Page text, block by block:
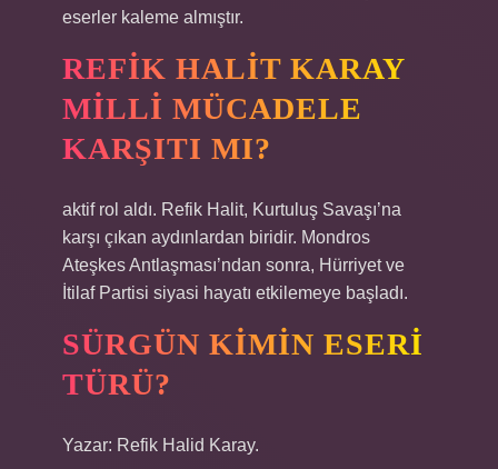
eserler kaleme almıştır.
REFIK HALIT KARAY
MILLI MÜCADELE
KARŞITI MI?
aktif rol aldı. Refik Halit, Kurtuluş Savaşı’na
karşı çıkan aydınlardan biridir. Mondros
Ateşkes Antlaşması’ndan sonra, Hürriyet ve
İtilaf Partisi siyasi hayatı etkilemeye başladı.
SÜRGÜN KIMIN ESERI
TÜRÜ?
Yazar: Refik Halid Karay.